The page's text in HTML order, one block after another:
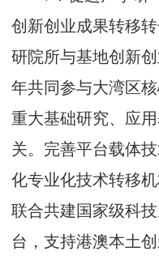
创新创业成果转移
研院所与基地创新
年共同参与大湾区
重大基础研究、应
关。完善平台载体
化专业化技术转移
联合共建国家级科
台，支持港澳本土